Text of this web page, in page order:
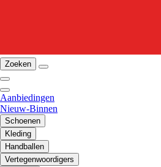
Zoeken
Aanbiedingen
Nieuw-Binnen
Schoenen
Kleding
Handballen
Vertegenwoordigers